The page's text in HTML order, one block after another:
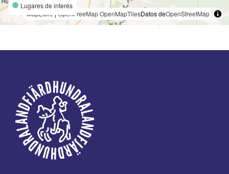
Lugares de interés
MapLibre | OpenFreeMapOpenMapTilesDatos deOpenStreetMap
página